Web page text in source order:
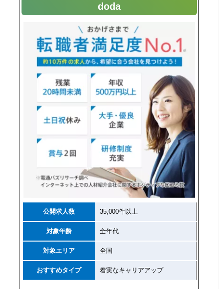
doda
公開求人数 35,000件以上
対象年齢 全年代
対象エリア 全国
おすすめタイプ 着実なキャリアアップ